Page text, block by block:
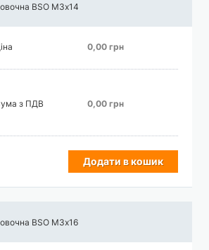
BSO М3х14
0,00 грн
з ПДВ 0,00 грн
Додати в кошик
BSO М3х16